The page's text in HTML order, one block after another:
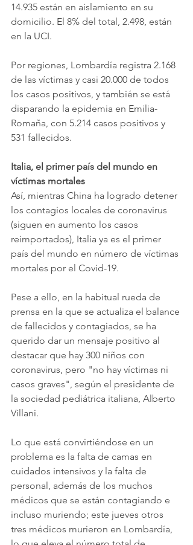
14.935 están en aislamiento en su
domicilio. El 8% del total, 2.498, están
en la UCI.
Por regiones, Lombardía registra 2.168
de las víctimas y casi 20.000 de todos
los casos positivos, y también se está
disparando la epidemia en Emilia-
Romaña, con 5.214 casos positivos y
531 fallecidos.
Italia, el primer país del mundo en
víctimas mortales
Así, mientras China ha logrado detener
los contagios locales de coronavirus
(siguen en aumento los casos
reimportados), Italia ya es el primer
país del mundo en número de víctimas
mortales por el Covid-19.
Pese a ello, en la habitual rueda de
prensa en la que se actualiza el balance
de fallecidos y contagiados, se ha
querido dar un mensaje positivo al
destacar que hay 300 niños con
coronavirus, pero "no hay víctimas ni
casos graves", según el presidente de
la sociedad pediátrica italiana, Alberto
Villani.
Lo que está convirtiéndose en un
problema es la falta de camas en
cuidados intensivos y la falta de
personal, además de los muchos
médicos que se están contagiando e
incluso muriendo; este jueves otros
tres médicos murieron en Lombardía,